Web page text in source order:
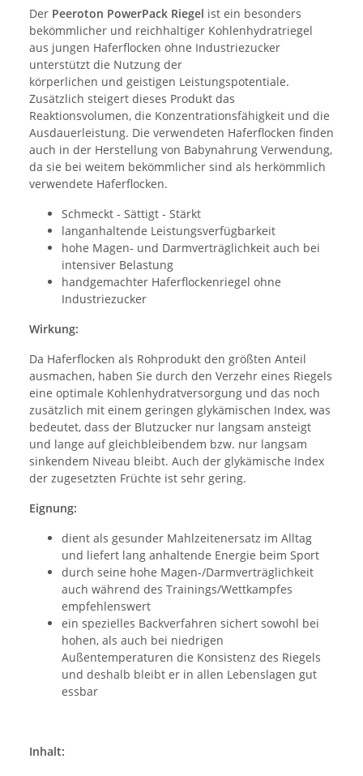
Der Peeroton PowerPack Riegel ist ein besonders
bekömmlicher und reichhaltiger Kohlenhydratriegel
aus jungen Haferflocken ohne Industriezucker
unterstützt die Nutzung der
körperlichen und geistigen Leistungspotentiale.
Zusätzlich steigert dieses Produkt das
Reaktionsvolumen, die Konzentrationsfähigkeit und die
Ausdauerleistung. Die verwendeten Haferflocken finden
auch in der Herstellung von Babynahrung Verwendung,
da sie bei weitem bekömmlicher sind als herkömmlich
verwendete Haferflocken.
Schmeckt - Sättigt - Stärkt
langanhaltende Leistungsverfügbarkeit
hohe Magen- und Darmverträglichkeit auch bei
intensiver Belastung
handgemachter Haferflockenriegel ohne
Industriezucker
Wirkung:
Da Haferflocken als Rohprodukt den größten Anteil
ausmachen, haben Sie durch den Verzehr eines Riegels
eine optimale Kohlenhydratversorgung und das noch
zusätzlich mit einem geringen glykämischen Index, was
bedeutet, dass der Blutzucker nur langsam ansteigt
und lange auf gleichbleibendem bzw. nur langsam
sinkendem Niveau bleibt. Auch der glykämische Index
der zugesetzten Früchte ist sehr gering.
Eignung:
dient als gesunder Mahlzeitenersatz im Alltag
und liefert lang anhaltende Energie beim Sport
durch seine hohe Magen-/Darmverträglichkeit
auch während des Trainings/Wettkampfes
empfehlenswert
ein spezielles Backverfahren sichert sowohl bei
hohen, als auch bei niedrigen
Außentemperaturen die Konsistenz des Riegels
und deshalb bleibt er in allen Lebenslagen gut
essbar
Inhalt: